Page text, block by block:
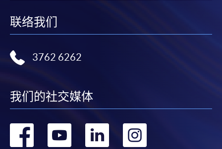
联络我们
3762 6262
我们的社交媒体
转 转 转 转